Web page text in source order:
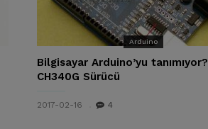
Arduino
Bilgisayar Arduino’yu tanımıyor?
CH340G Sürücü
2017-02-16 4